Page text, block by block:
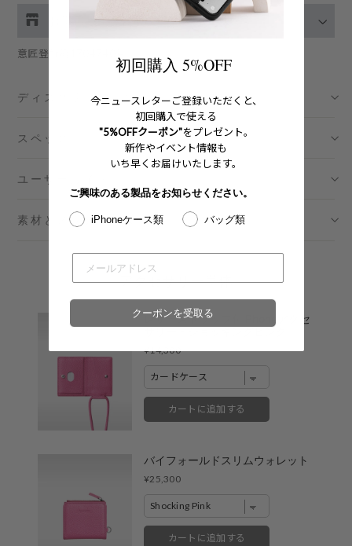
お取り扱い店舗の在庫をチェック
伊勢丹新宿 メンズ館- 在庫 -
渋谷スクランブルスクエア店- 在庫 -O
日本橋コレド室町テラス店- 在庫 - X
大阪梅田グランフロント店
六本木ミッドタウン店- 在庫 -O
名古屋ミッドランドスクエア店
- 在庫 -O
※売り切れやお取り置き等で在庫がない場合がございます。
※各店舗の詳細はこちら
意匠登録第1704740号
ディスクリプション
スペック
ユーザーガイド
素材とメンテナンス
アクセサリー単体
レザーストラップ付iPhoneアクセ
サリー - ショッキングピンク
Price
¥14,300
カートに追加する
バイフォールドスリムウォレット
Price
¥25,300
カートに追加する
初回購入 5%OFF
今ニュースレターご登録いただくと、
初回購入で使える
"5%OFFクーポン"をプレゼント。
新作やイベント情報も
いち早くお届けいたします。
ご興味のある製品をお知らせください。
iPhoneケース類 バッグ類
クーポンを受取る